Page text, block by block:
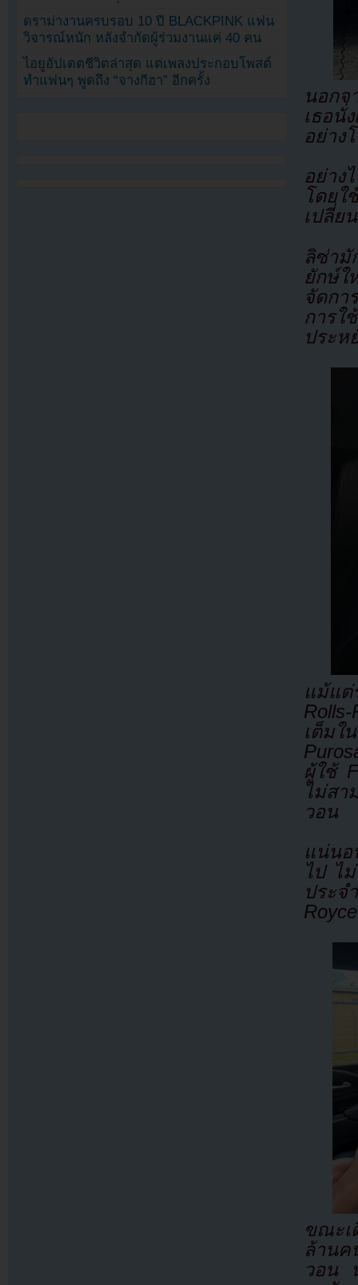
นอกจ
เธอนั่
อย่าง
อย่าง
โดยใ
เปลี่ย
ลิซ่ามั
ยักษ์ใ
จัดกา
การใ
ประห
แม้แต่
เต็มใ
ผู้ใช้
ไม่สา
วอน
แน่นอ
ไป ไ
ประจ
ขณะเ
ล้านค
วอน
ดราม่างานครบรอบ 10 ปี BLACKPINK แฟน
วิจารณ์หนัก หลังจำกัดผู้ร่วมงานแค่ 40 คน
ไอยูอัปเดตชีวิตล่าสุด แต่เพลงประกอบโพสต์
ทำแฟนๆ พูดถึง “จางกีฮา” อีกครั้ง